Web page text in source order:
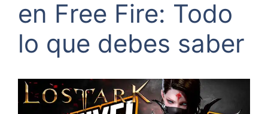
en Free Fire: Todo
lo que debes saber